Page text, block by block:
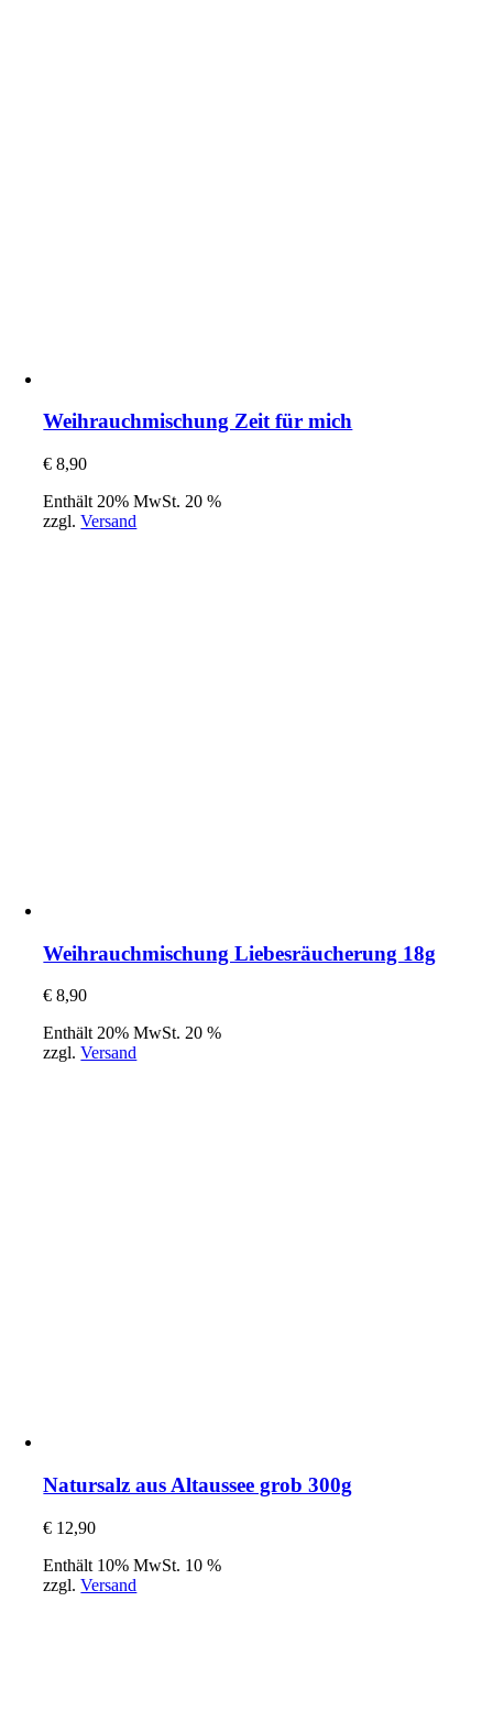
Weihrauchmischung Zeit für mich
€ 8,90
Enthält 20% MwSt. 20 %
zzgl.Versand
Weihrauchmischung Liebesräucherung 18g
€ 8,90
Enthält 20% MwSt. 20 %
zzgl.Versand
Natursalz aus Altaussee grob 300g
€ 12,90
Enthält 10% MwSt. 10 %
zzgl.Versand